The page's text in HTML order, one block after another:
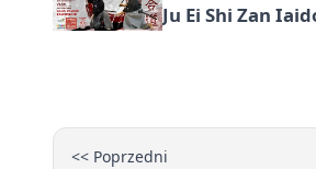
Ju Ei Shi Zan
<< Poprzedni